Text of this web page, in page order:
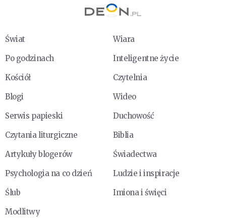
Świat
Wiara
Po godzinach
Inteligentne życie
Kościół
Czytelnia
Blogi
Wideo
Serwis papieski
Duchowość
Czytania liturgiczne
Biblia
Artykuły blogerów
Świadectwa
Psychologia na co dzień
Ludzie i inspiracje
Ślub
Imiona i święci
Modlitwy